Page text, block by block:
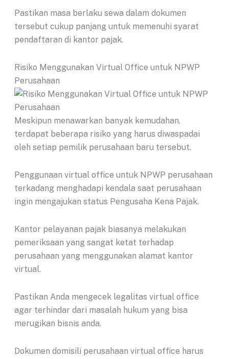
Pastikan masa berlaku sewa dalam dokumen
tersebut cukup panjang untuk memenuhi syarat
pendaftaran di kantor pajak.
Risiko Menggunakan Virtual Office untuk NPWP
Perusahaan
Meskipun menawarkan banyak kemudahan,
terdapat beberapa risiko yang harus diwaspadai
oleh setiap pemilik perusahaan baru tersebut.
Penggunaan virtual office untuk NPWP perusahaan
terkadang menghadapi kendala saat perusahaan
ingin mengajukan status Pengusaha Kena Pajak.
Kantor pelayanan pajak biasanya melakukan
pemeriksaan yang sangat ketat terhadap
perusahaan yang menggunakan alamat kantor
virtual.
Pastikan Anda mengecek legalitas virtual office
agar terhindar dari masalah hukum yang bisa
merugikan bisnis anda.
Dokumen domisili perusahaan virtual office harus